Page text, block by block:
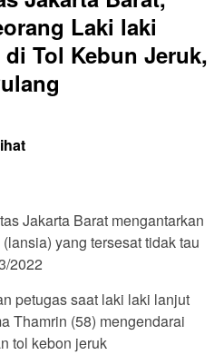
Laki laki
Tol Kebun Jeruk,
Jakarta Barat mengantarkan
yang tersesat tidak tau
2022
petugas saat laki laki lanjut
Thamrin (58) mengendarai
tol kebon jeruk